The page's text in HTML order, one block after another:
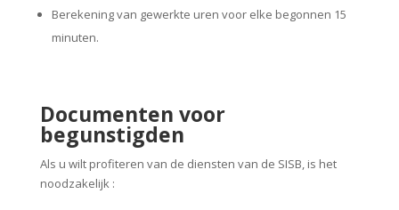
Berekening van gewerkte uren voor elke begonnen 15
minuten.
Documenten voor
begunstigden
Als u wilt profiteren van de diensten van de SISB, is het
noodzakelijk :